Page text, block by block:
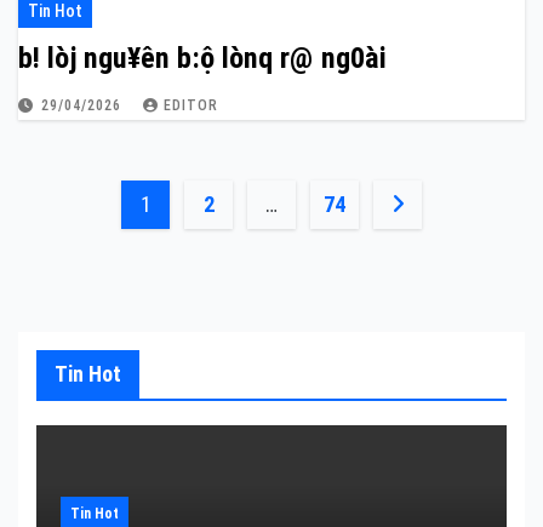
Tin Hot
b! lòj ngu¥ên b:ộ lònq r@ ng0ài
29/04/2026 EDITOR
Phân
viết
1 2 … 74
Tin Hot
Tin Hot